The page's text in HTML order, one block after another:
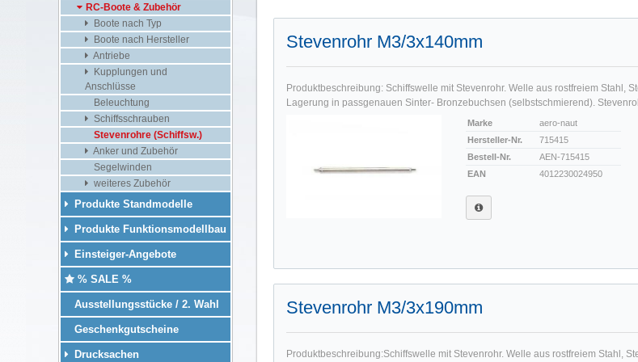
Stevenrohr M3/3x140mm
Produktbeschreibung: Schiffswelle mit Stevenrohr. Welle aus rostfreiem Stahl,
Lagerung in passgenauen Sinter- Bronzebuchsen (selbstschmierend).
Marke
aero-naut
Hersteller-Nr.
715415
Bestell-Nr.
AEN-715415
EAN
4012230024950
Stevenrohr M3/3x190mm
Produktbeschreibung:Schiffswelle mit Stevenrohr. Welle aus rostfreiem Stahl,
RC-Boote & Zubehör
Boote nach Typ
Boote nach Hersteller
Antriebe
Kupplungen und
Anschlüsse
Beleuchtung
Schiffsschrauben
Stevenrohre (Schiffsw.)
Anker und Zubehör
Segelwinden
weiteres Zubehör
Produkte Standmodelle
Produkte Funktionsmodellbau
Einsteiger-Angebote
% SALE %
Ausstellungsstücke / 2. Wahl
Geschenkgutscheine
Drucksachen